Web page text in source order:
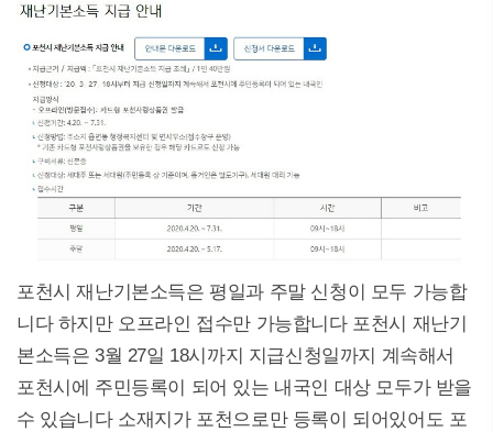
포천시 재난기본소득은 평일과 주말 신청이 모두 가능합
니다 하지만 오프라인 접수만 가능합니다 포천시 재난기
본소득은 3월 27일 18시까지 지급신청일까지 계속해서
포천시에 주민등록이 되어 있는 내국인 대상 모두가 받을
수 있습니다 소재지가 포천으로만 등록이 되어있어도 포